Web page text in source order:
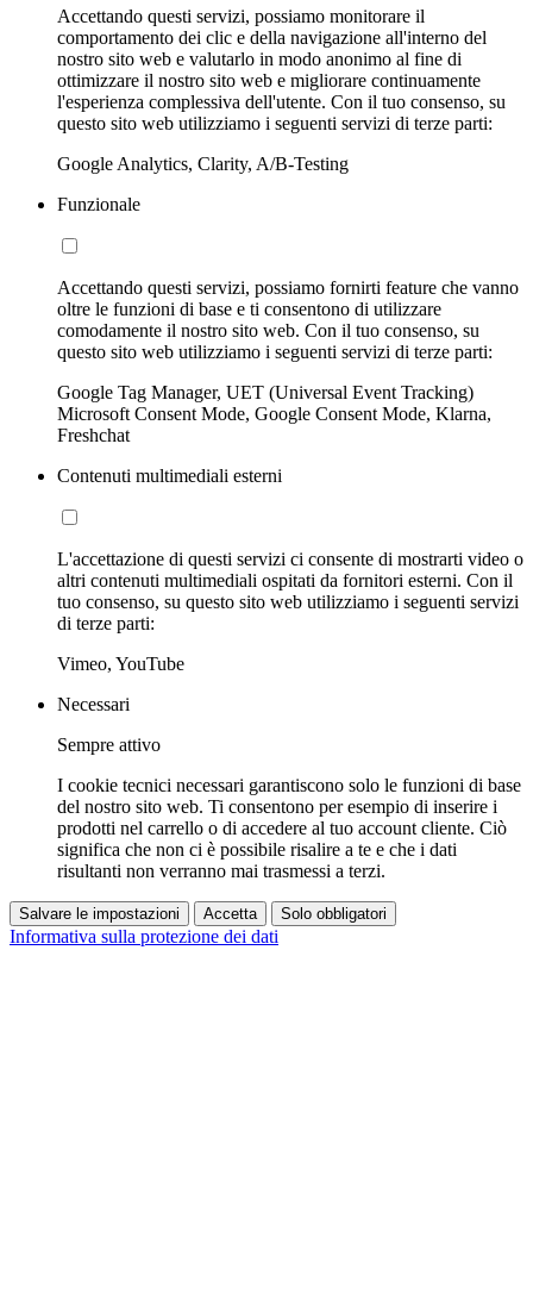
Accettando questi servizi, possiamo monitorare il
comportamento dei clic e della navigazione all'interno del
nostro sito web e valutarlo in modo anonimo al fine di
ottimizzare il nostro sito web e migliorare continuamente
l'esperienza complessiva dell'utente. Con il tuo consenso, su
questo sito web utilizziamo i seguenti servizi di terze parti:
Google Analytics, Clarity, A/B-Testing
Funzionale
Accettando questi servizi, possiamo fornirti feature che vanno
oltre le funzioni di base e ti consentono di utilizzare
comodamente il nostro sito web. Con il tuo consenso, su
questo sito web utilizziamo i seguenti servizi di terze parti:
Google Tag Manager, UET (Universal Event Tracking)
Microsoft Consent Mode, Google Consent Mode, Klarna,
Freshchat
Contenuti multimediali esterni
L'accettazione di questi servizi ci consente di mostrarti video o
altri contenuti multimediali ospitati da fornitori esterni. Con il
tuo consenso, su questo sito web utilizziamo i seguenti servizi
di terze parti:
Vimeo, YouTube
Necessari
Sempre attivo
I cookie tecnici necessari garantiscono solo le funzioni di base
del nostro sito web. Ti consentono per esempio di inserire i
prodotti nel carrello o di accedere al tuo account cliente. Ciò
significa che non ci è possibile risalire a te e che i dati
risultanti non verranno mai trasmessi a terzi.
Salvare le impostazioni Accetta Solo obbligatori
Informativa sulla protezione dei dati